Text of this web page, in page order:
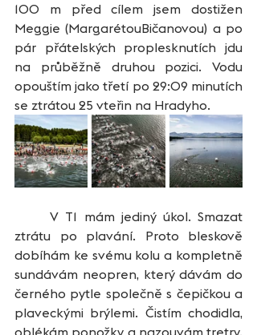
100 m před cílem jsem dostižen
Meggie (MargarétouBičanovou) a po
pár přátelských proplesknutích jdu
na průběžně druhou pozici. Vodu
opouštím jako třetí po 29:09 minutích
se ztrátou 25 vteřin na Hradyho.
	V T1 mám jediný úkol. Smazat
ztrátu po plavání. Proto bleskově
dobíhám ke svému kolu a kompletně
sundávám neopren, který dávám do
černého pytle společně s čepičkou a
plaveckými brýlemi. Čistím chodidla,